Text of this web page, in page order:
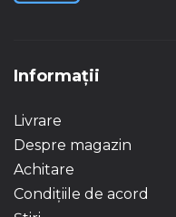
Informații
Livrare
Despre magazin
Achitare
Condițiile de acord